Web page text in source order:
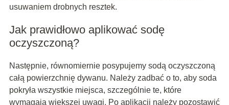
usuwaniem drobnych resztek.
Jak prawidłowo aplikować sodę
oczyszczoną?
Następnie, równomiernie posypujemy sodą oczyszczoną
całą powierzchnię dywanu. Należy zadbać o to, aby soda
pokryła wszystkie miejsca, szczególnie te, które
wymagają większej uwagi. Po aplikacji należy pozostawić